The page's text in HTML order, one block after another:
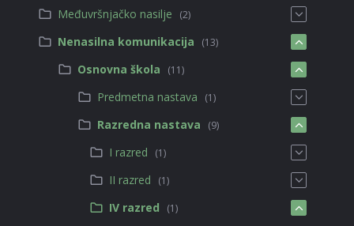
Međuvršnjačko nasilje (2)
Nenasilna komunikacija (13)
Osnovna škola (11)
Predmetna nastava (1)
Razredna nastava (9)
I razred (1)
II razred (1)
IV razred (1)